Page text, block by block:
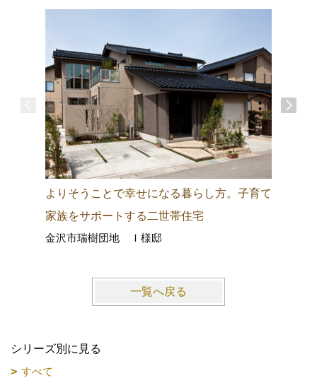
よりそうことで幸せになる暮らし方。子育て
家族をサポートする二世帯住宅
金沢市瑞樹団地 Ｉ様邸
一覧へ戻る
シリーズ別に見る
すべて